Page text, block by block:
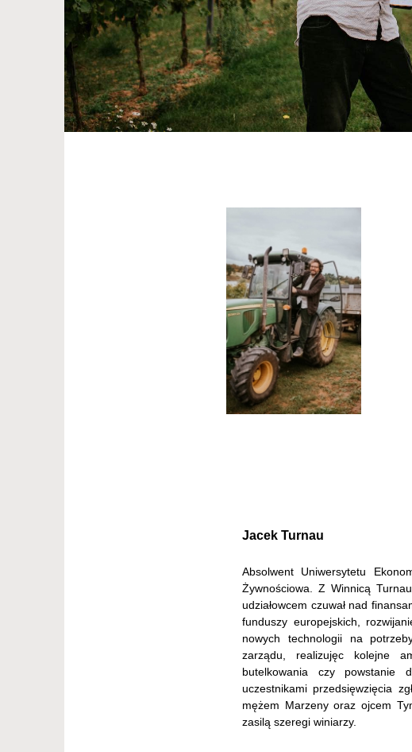
Jacek Turnau
Absolwent Uniwersytetu
Żywnościowa. Z Winnicą
udziałowcem czuwał nad
funduszy europejskich,
nowych technologii na
zarządu, realizujęc kolejne
butelkowania czy powstanie
uczestnikami przedsięwzięcia
mężem Marzeny oraz ojcem
zasilą szeregi winiarzy.